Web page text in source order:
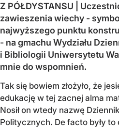
Z PÓŁDYSTANSU |
zawieszenia wiechy -
najwyższego punktu
- na gmachu Wydziału
i Bibliologii Uniwersytetu
mnie do wspomnień.
Tak się bowiem złożyło, że
edukację w tej zacnej alma
Nosił on wtedy nazwę
Politycznych. De facto były